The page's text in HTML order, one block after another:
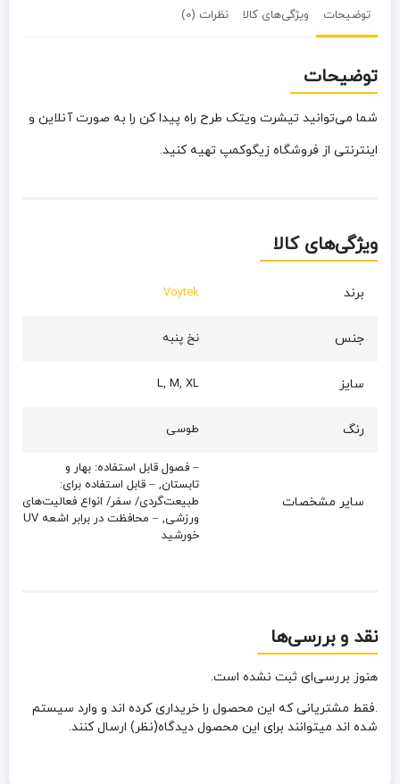
توضیحات ویژگی‌های کالا نظرات (0)
توضیحات
شما می‌توانید تیشرت ویتک طرح راه پیدا کن را به صورت آنلاین و
اینترنتی از فروشگاه زیگوکمپ تهیه کنید.
ویژگی‌های کالا
برند Voytek
جنس نخ پنبه
سایز L, M, XL
رنگ طوسی
سایر مشخصات
– فصول قابل استفاده: بهار و
تابستان, – قابل استفاده برای:
طبیعت‌گردی/ سفر/ انواع فعالیت‌های
ورزشی, – محافظت در برابر اشعه UV
خورشید
نقد و بررسی‌ها
هنوز بررسی‌ای ثبت نشده است.
.فقط مشتریانی که این محصول را خریداری کرده اند و وارد سیستم
شده اند میتوانند برای این محصول دیدگاه(نظر) ارسال کنند.